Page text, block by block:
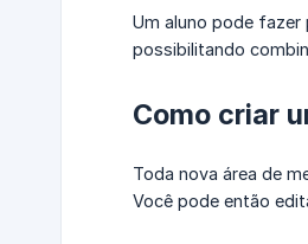
Um aluno pode fazer
possibilitando
Como criar
Toda nova área de
Você pode então